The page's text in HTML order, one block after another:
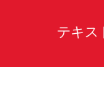
テキス